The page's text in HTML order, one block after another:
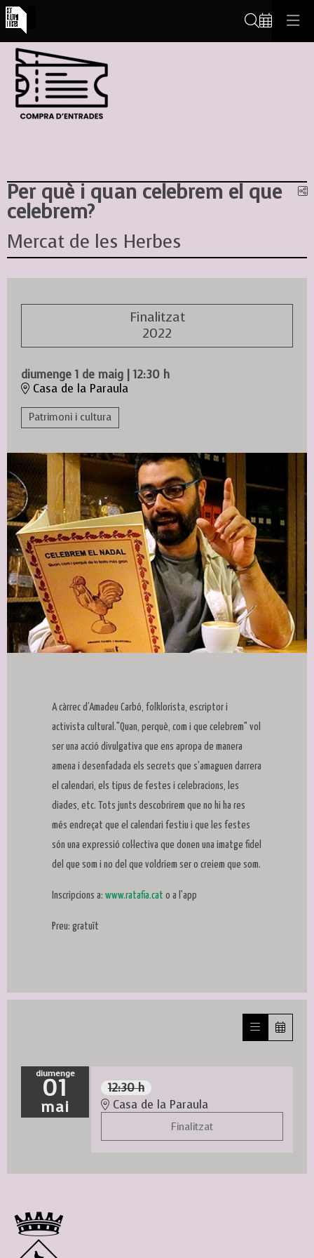
Per què i quan celebrem el que
celebrem?
Mercat de les Herbes
Finalitzat
2022
diumenge 1 de maig | 12:30 h
Casa de la Paraula
Patrimoni i cultura
A càrrec d’Amadeu Carbó, folklorista, escriptor i
activista cultural."Quan, perquè, com i que celebrem" vol
ser una acció divulgativa que ens apropa de manera
amena i desenfadada els secrets que s'amaguen darrera
el calendari, els tipus de festes i celebracions, les
diades, etc. Tots junts descobrirem que no hi ha res
més endreçat que el calendari festiu i que les festes
són una expressió col·lectiva que donen una imatge fidel
del que som i no del que voldríem ser o creiem que som.
Inscripcions a: www.ratafia.cat o a l'app
Preu: gratuït
diumenge
01
mai
12:30 h
Casa de la Paraula
Finalitzat